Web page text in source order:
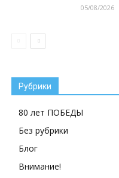
05/08/2026
Рубрики
80 лет ПОБЕДЫ
Без рубрики
Блог
Внимание!